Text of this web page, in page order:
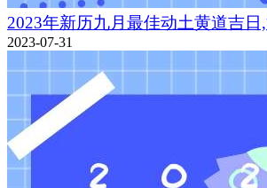
2023年新历九月最佳动土黄道吉日
2023-07-31